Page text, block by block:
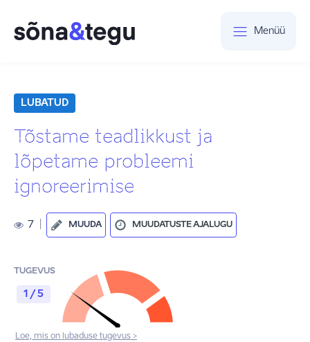
Menüü
LUBATUD
Tõstame teadlikkust ja
lõpetame probleemi
ignoreerimise
7 MUUDA MUUDATUSTE AJALUGU
TUGEVUS
1 / 5
Loe, mis on lubaduse tugevus >